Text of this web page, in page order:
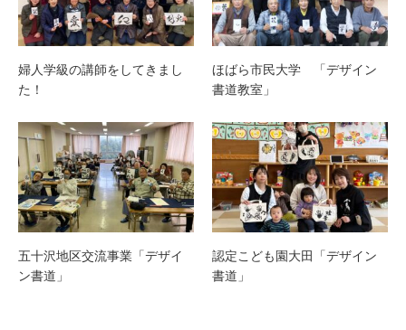
婦人学級の講師をしてきまし
た！
ほばら市民大学 「デザイン
書道教室」
五十沢地区交流事業「デザイ
ン書道」
認定こども園大田「デザイン
書道」